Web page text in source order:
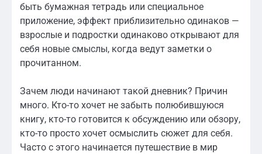
быть бумажная тетрадь или специальное
приложение, эффект приблизительно одинаков —
взрослые и подростки одинаково открывают для
себя новые смыслы, когда ведут заметки о
прочитанном.
Зачем люди начинают такой дневник? Причин
много. Кто-то хочет не забыть полюбившуюся
книгу, кто-то готовится к обсуждению или обзору,
кто-то просто хочет осмыслить сюжет для себя.
Часто с этого начинается путешествие в мир